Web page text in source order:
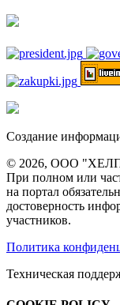
Создание
© 2026, ООО
При полном или
на портал
достоверность
участников.
Политика
Техническая